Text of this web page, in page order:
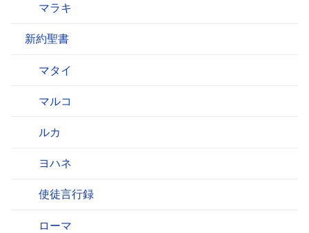
マラキ
新約聖書
マタイ
マルコ
ルカ
ヨハネ
使徒言行録
ローマ